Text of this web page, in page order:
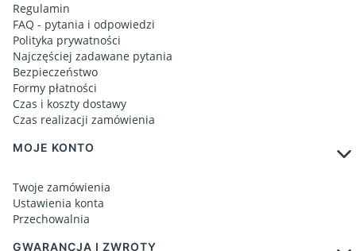
Regulamin
FAQ - pytania i odpowiedzi
Polityka prywatności
Najczęściej zadawane pytania
Bezpieczeństwo
Formy płatności
Czas i koszty dostawy
Czas realizacji zamówienia
MOJE KONTO
Twoje zamówienia
Ustawienia konta
Przechowalnia
GWARANCJA I ZWROTY